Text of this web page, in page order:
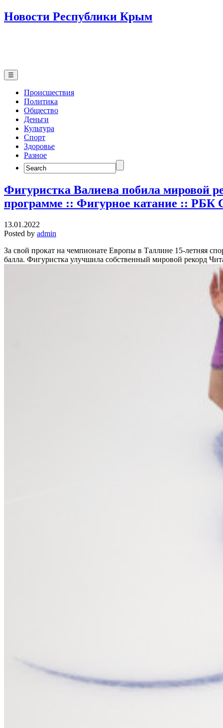
Новости Республики Крым
☰
Происшествия
Политика
Общество
Деньги
Культура
Спорт
Здоровье
Разное
Search
for:
Фигуристка Валиева побила мировой
программе :: Фигурное катание :: РБК
13.01.2022
Posted by admin
За свой прокат на чемпионате Европы в Таллине 15-летняя
балла. Фигуристка улучшила собственный мировой рекорд